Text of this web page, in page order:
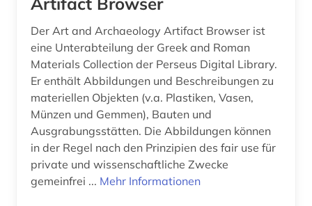
vase (1)
vordere orient (1)
wörterbuch (17)
zeichnung (1)
zentralasien (1)
ägäische kultur (1)
Der Art and Archaeology Artifact Browser ist
eine Unterabteilung der Greek and Roman
Materials Collection der Perseus Digital Library.
Er enthält Abbildungen und Beschreibungen zu
materiellen Objekten (v.a. Plastiken, Vasen,
Münzen und Gemmen), Bauten und
Ausgrabungsstätten. Die Abbildungen können
in der Regel nach den Prinzipien des fair use für
private und wissenschaftliche Zwecke
gemeinfrei ... Mehr Informationen